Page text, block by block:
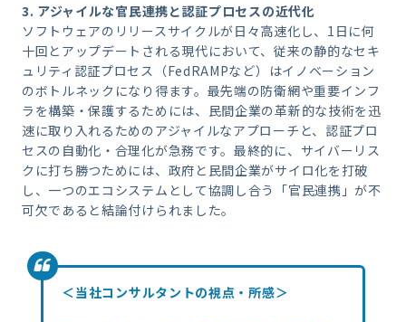
3. アジャイルな官民連携と認証プロセスの近代化
ソフトウェアのリリースサイクルが日々高速化し、1日に何
十回とアップデートされる現代において、従来の静的なセキ
ュリティ認証プロセス（FedRAMPなど）はイノベーション
のボトルネックになり得ます。最先端の防衛網や重要インフ
ラを構築・保護するためには、民間企業の革新的な技術を迅
速に取り入れるためのアジャイルなアプローチと、認証プロ
セスの自動化・合理化が急務です。最終的に、サイバーリス
クに打ち勝つためには、政府と民間企業がサイロ化を打破
し、一つのエコシステムとして協調し合う「官民連携」が不
可欠であると結論付けられました。
＜当社コンサルタントの視点・所感＞